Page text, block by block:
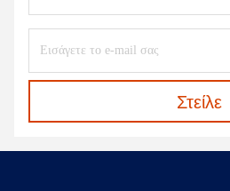
Στείλε